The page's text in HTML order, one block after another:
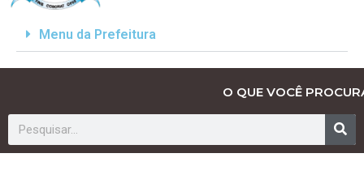
Menu da Prefeitura
O QUE VOCÊ